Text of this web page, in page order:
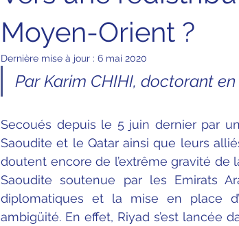
Moyen-Orient ?
Dernière mise à jour : 6 mai 2020
Par Karim CHIHI, doctorant
Secoués depuis le 5 juin dernier par
Saoudite et le Qatar ainsi que leurs
doutent encore de l’extrême gravité de
Saoudite soutenue par les Emirats
diplomatiques et la mise en place
ambigüité. En effet, Riyad s’est lancée